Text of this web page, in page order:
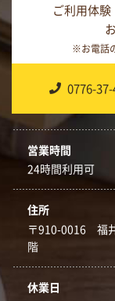
ご利用体験
※お電話
0776-
営業時間
24時間利用可
住所
〒910-0016 福
階
休業日